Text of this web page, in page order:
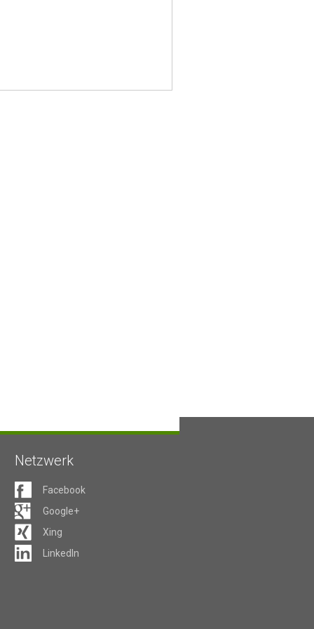
Netzwerk
Facebook
Google+
Xing
LinkedIn